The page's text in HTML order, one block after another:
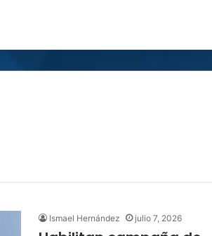
Ismael Hernández julio 7, 2026